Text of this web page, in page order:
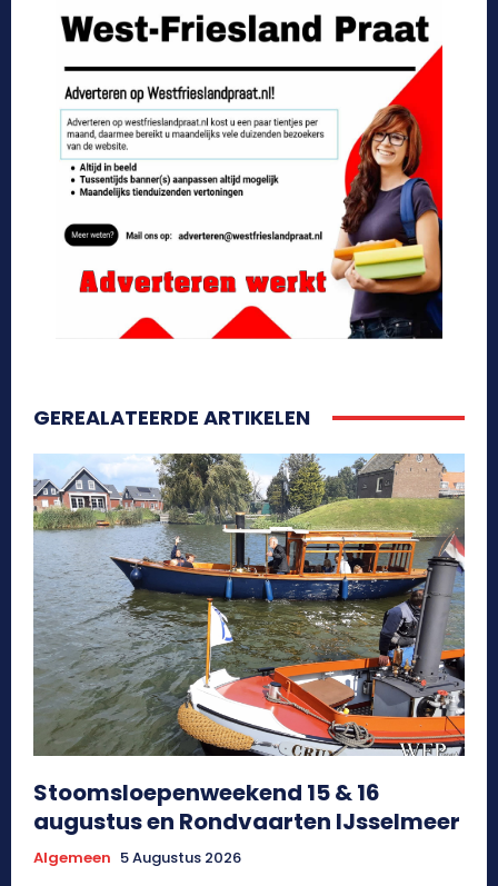
GEREALATEERDE ARTIKELEN
Stoomsloepenweekend 15 & 16
augustus en Rondvaarten IJsselmeer
Algemeen 5 Augustus 2026